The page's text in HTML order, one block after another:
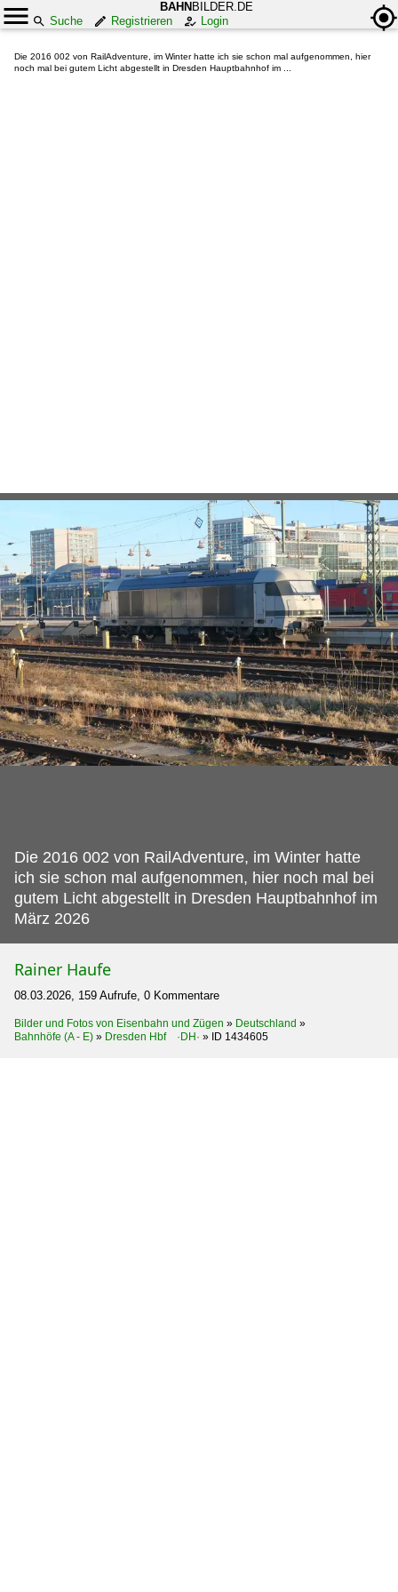
BAHN BILDER.DE
Suche
Registrieren Login
Die 2016 002 von RailAdventure, im Winter hatte ich sie schon mal aufgenommen, hier
noch mal bei gutem Licht abgestellt in Dresden Hauptbahnhof im ...
Die 2016 002 von RailAdventure, im Winter hatte
ich sie schon mal aufgenommen, hier noch mal bei
gutem Licht abgestellt in Dresden Hauptbahnhof im
März 2026
Rainer Haufe
08.03.2026, 159 Aufrufe, 0 Kommentare
Bilder und Fotos von Eisenbahn und Zügen » Deutschland »
Bahnhöfe (A - E) » Dresden Hbf ·DH· » ID 1434605